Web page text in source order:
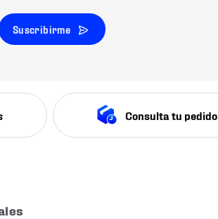
Suscribirme
Consulta tu pedido